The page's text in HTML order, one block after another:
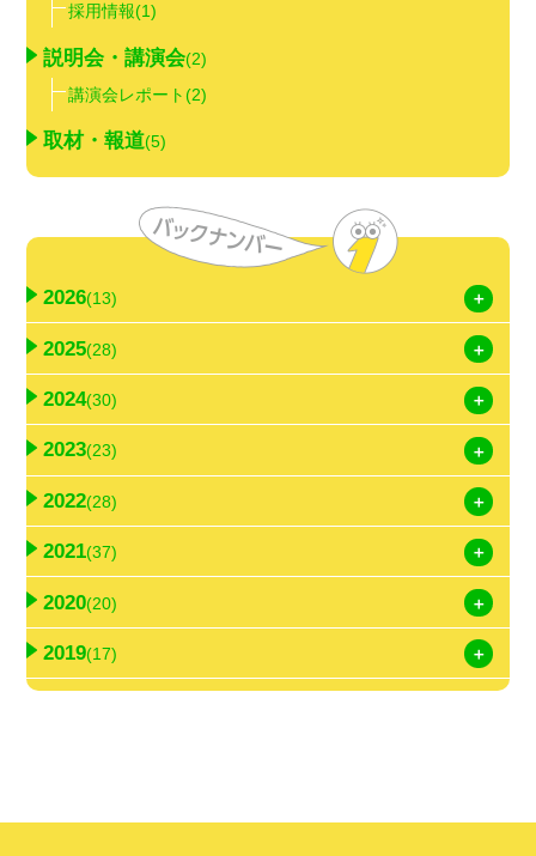
採用情報(1)
説明会・講演会(2)
講演会レポート(2)
取材・報道(5)
2026(13)
2025(28)
2024(30)
2023(23)
2022(28)
2021(37)
2020(20)
2019(17)